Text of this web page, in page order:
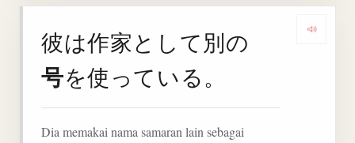
彼は作家として別の
号を使っている。
Dia memakai nama samaran lain sebagai